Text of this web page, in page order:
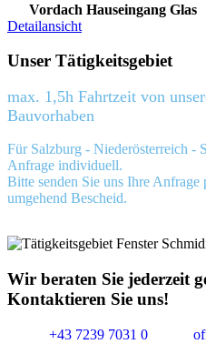
Vordach Hauseingang Glas
Detailansicht
Unser Tätigkeitsgebiet
max. 1,5h Fahrtzeit von
Bauvorhaben
Für Salzburg - Niederösterreich -
Anfrage individuell.
Bitte senden Sie uns Ihre Anfrage
umgehend Bescheid.
Wir beraten Sie jederzeit
Kontaktieren Sie uns!
+43 7239 7031 0